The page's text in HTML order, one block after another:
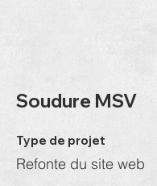
Soudure MSV
Type de projet
Refonte du site web